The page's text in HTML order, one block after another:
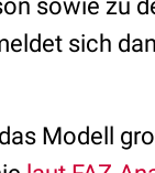
sowie zu
sich
Modell